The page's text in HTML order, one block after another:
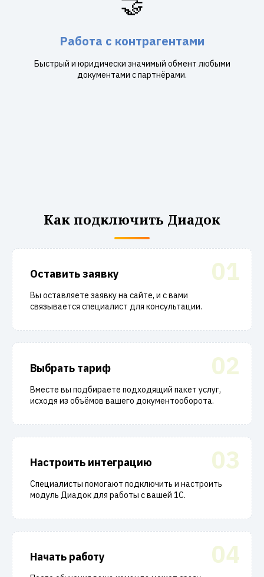
Работа с контрагентами
Быстрый и юридически значимый обмент любыми
документами с партнёрами.
Как подключить Диадок
01
Оставить заявку
Вы оставляете заявку на сайте, и с вами
связывается специалист для консультации.
02
Выбрать тариф
Вместе вы подбираете подходящий пакет услуг,
исходя из объёмов вашего документооборота.
03
Настроить интеграцию
Специалисты помогают подключить и настроить
модуль Диадок для работы с вашей 1С.
04
Начать работу